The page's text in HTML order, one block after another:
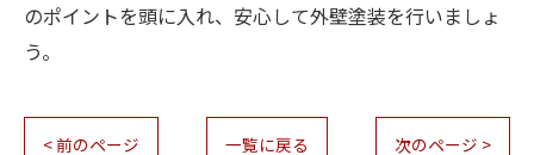
のポイントを頭に入れ、安心して外壁塗装を行いましょ
う。
< 前のページ 一覧に戻る 次のページ >